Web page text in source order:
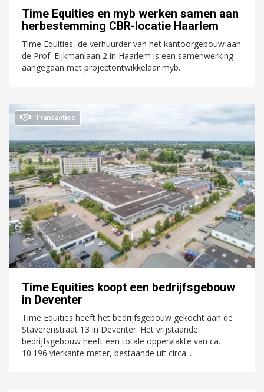
Time Equities en myb werken samen aan
herbestemming CBR-locatie Haarlem
Time Equities, de verhuurder van het kantoorgebouw aan
de Prof. Eijkmanlaan 2 in Haarlem is een samenwerking
aangegaan met projectontwikkelaar myb.
Transacties
Time Equities koopt een bedrijfsgebouw
in Deventer
Time Equities heeft het bedrijfsgebouw gekocht aan de
Staverenstraat 13 in Deventer. Het vrijstaande
bedrijfsgebouw heeft een totale oppervlakte van ca.
10.196 vierkante meter, bestaande uit circa...